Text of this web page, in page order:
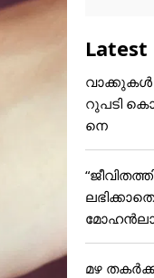
Latest
റുപടി
നെ
സിഡ്നി...
മഴ